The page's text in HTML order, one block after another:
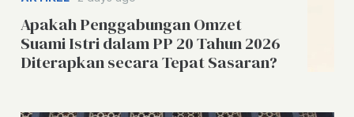
Apakah Penggabungan Omzet
Suami Istri dalam PP 20 Tahun 2026
Diterapkan secara Tepat Sasaran?